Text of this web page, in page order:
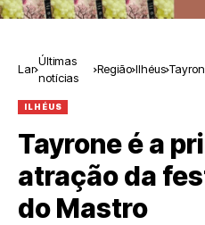
Lar
Últimas
notícias
Região Ilhéus
ILHÉUS
Tayrone é a
atração da
do Mastro